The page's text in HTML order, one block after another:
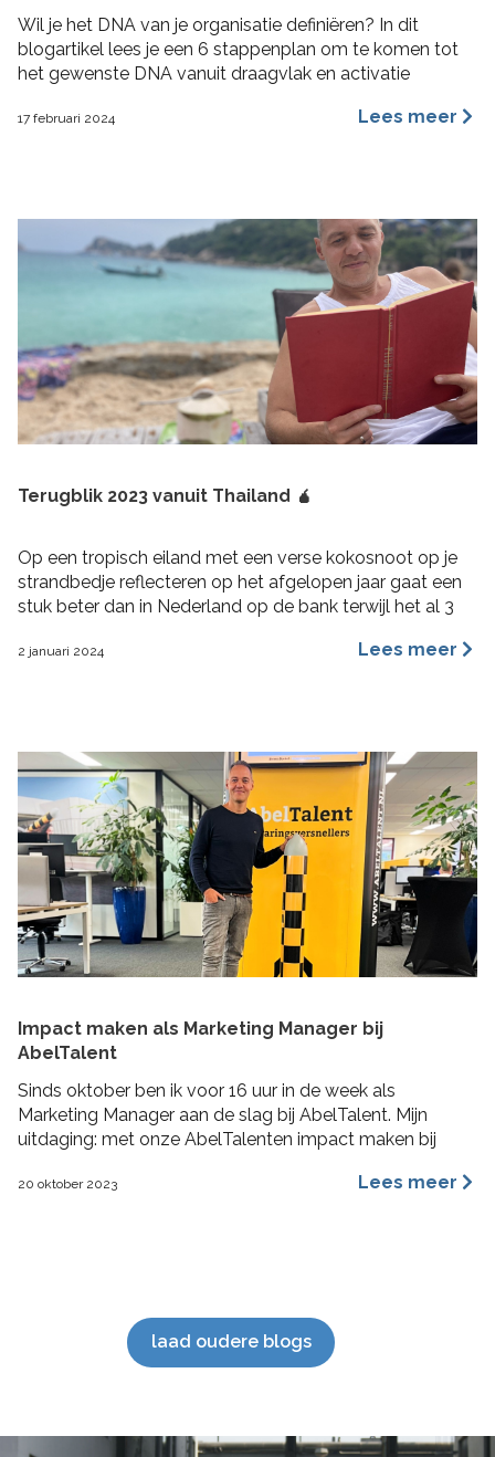
Wil je het DNA van je organisatie definiëren? In dit
blogartikel lees je een 6 stappenplan om te komen tot
het gewenste DNA vanuit draagvlak en activatie
17 februari 2024 Lees meer
Terugblik 2023 vanuit Thailand 🧉
Op een tropisch eiland met een verse kokosnoot op je
strandbedje reflecteren op het afgelopen jaar gaat een
stuk beter dan in Nederland op de bank terwijl het al 3
fijn jaar aan rijke ervaringen, nieuwe inzichten, verbinding
2 januari 2024 Lees meer
Impact maken als Marketing Manager bij
AbelTalent
Sinds oktober ben ik voor 16 uur in de week als
Marketing Manager aan de slag bij AbelTalent. Mijn
uitdaging: met onze AbelTalenten impact maken bij
voornamelijk bezig houden met branding, content
20 oktober 2023 Lees meer
laad oudere blogs